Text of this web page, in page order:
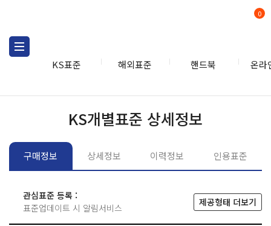
KS표준 해외표준 핸드북 온라
0
KS개별표준 상세정보
구매정보 상세정보 이력정보 인용표준
관심표준 등록 :
표준업데이트 시 알림서비스
제공형태 더보기